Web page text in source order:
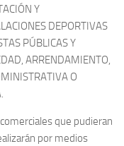
Y
DEPORTIVAS
PÚBLICAS Y
ARRENDAMIENTO,
O
que pudieran
por medios